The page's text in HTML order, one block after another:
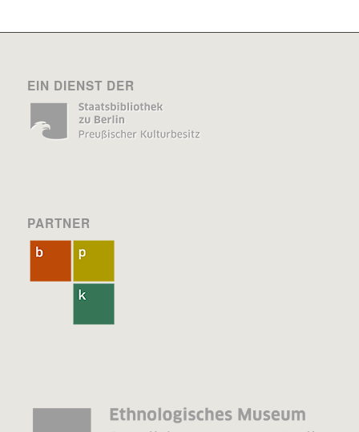
EIN DIENST DER
PARTNER